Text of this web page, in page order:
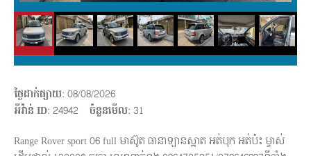
ថ្ងៃដាក់ផ្សាយ: 08/08/2026
អីវ៉ាន់ ID: 24942 ចំនួនមើល: 31
Range Rover sport 06 full មាស៊ូត ធានាឡានស្អាត អត់បុក អត់ប៉ះ ម្ចាស់